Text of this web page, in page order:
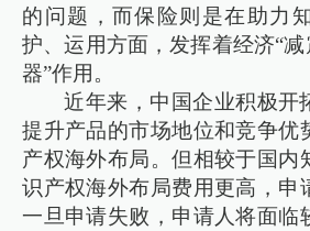
的问题，而保险则是在助力
护、运用方面，发挥着经济“减
器”作用。
近年来，中国企业积极开
提升产品的市场地位和竞争优
产权海外布局。但相较于国内
识产权海外布局费用更高，申
一旦申请失败，申请人将面临